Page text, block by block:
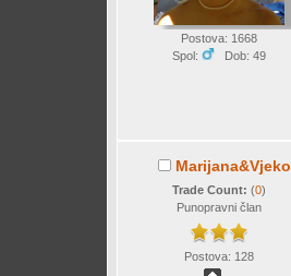
Postova: 1668
Spol:
Dob: 49
Marijana&Vjeko
Trade Count: (0)
Punopravni član
Postova: 128